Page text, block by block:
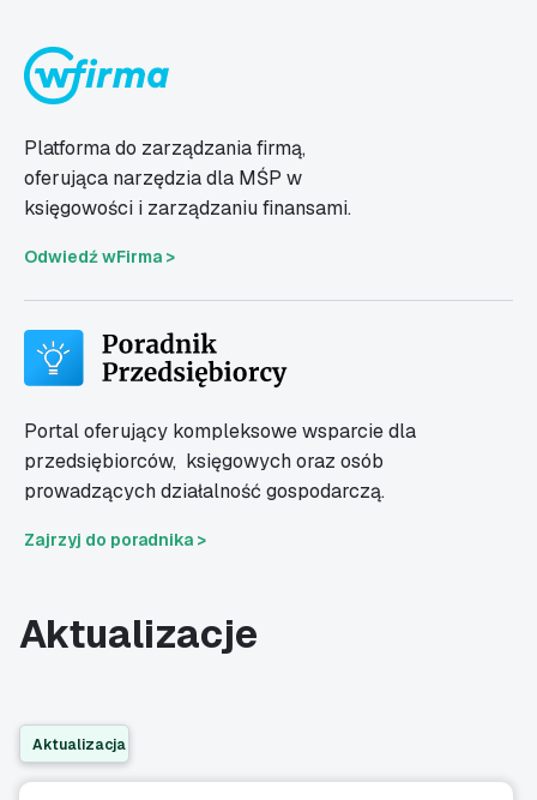
Platforma do zarządzania firmą,
oferująca narzędzia dla MŚP w
księgowości i zarządzaniu finansami.
Odwiedź wFirma >
Portal oferujący kompleksowe wsparcie dla
przedsiębiorców, księgowych oraz osób
prowadzących działalność gospodarczą.
Zajrzyj do poradnika >
Aktualizacje
Aktualizacja